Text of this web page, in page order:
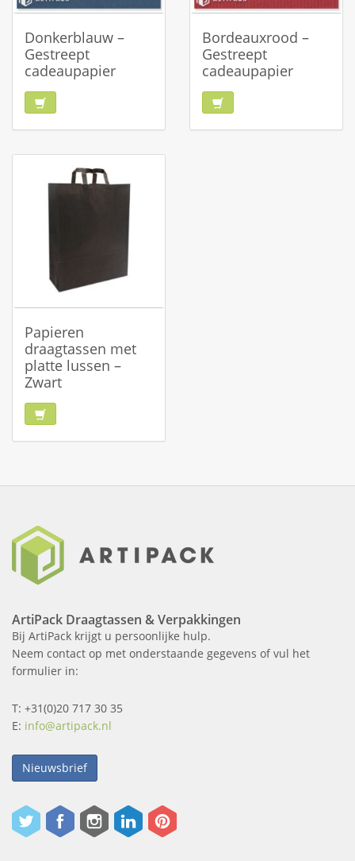
Donkerblauw –
Gestreept
cadeaupapier
Bordeauxrood –
Gestreept
cadeaupapier
Papieren
draagtassen met
platte lussen –
Zwart
ArtiPack Draagtassen & Verpakkingen
Bij ArtiPack krijgt u persoonlijke hulp.
Neem contact op met onderstaande gegevens of vul het
formulier in:
T: +31(0)20 717 30 35
E: info@artipack.nl
Nieuwsbrief